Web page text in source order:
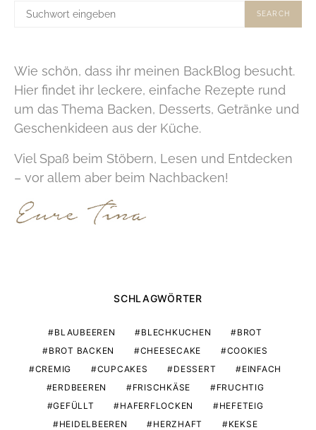
SUCHE
SEARCH
Wie schön, dass ihr meinen BackBlog besucht.
Hier findet ihr leckere, einfache Rezepte rund
um das Thema Backen, Desserts, Getränke und
Geschenkideen aus der Küche.
Viel Spaß beim Stöbern, Lesen und Entdecken
– vor allem aber beim Nachbacken!
SCHLAGWÖRTER
BLAUBEEREN BLECHKUCHEN
BROT
BROT BACKEN
CHEESECAKE
COOKIES
CREMIG
CUPCAKES DESSERT
EINFACH
ERDBEEREN
FRISCHKÄSE
FRUCHTIG
GEFÜLLT
HAFERFLOCKEN
HEFETEIG
HEIDELBEEREN
HERZHAFT
KEKSE